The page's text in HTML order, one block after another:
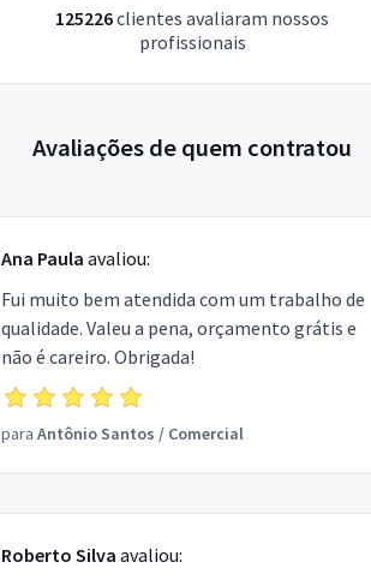
125226clientes avaliaram nossos
profissionais
Avaliações de quem contratou
Ana Paula avaliou:
Fui muito bem atendida com um trabalho de
qualidade. Valeu a pena, orçamento grátis e
não é careiro. Obrigada!
para Antônio Santos / Comercial
Roberto Silva avaliou: